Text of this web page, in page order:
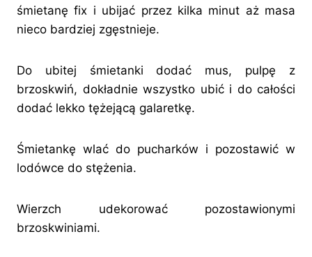
śmietanę fix i ubijać przez kilka minut aż masa
nieco bardziej zgęstnieje.
Do ubitej śmietanki dodać mus, pulpę z
brzoskwiń, dokładnie wszystko ubić i do całości
dodać lekko tężejącą galaretkę.
Śmietankę wlać do pucharków i pozostawić w
lodówce do stężenia.
Wierzch udekorować pozostawionymi
brzoskwiniami.